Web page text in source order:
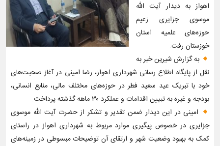
اهواز به دیدار آیت الله
موسوی جزایری زعیم
حوزه‌های علمیه استان
خوزستان رفت.
به گزارش شیرین خبر به
نقل از پایگاه اطلاع رسانی شهرداری اهواز، رضا امینی در آغاز صحبت‌های
خود با تبریک عید سعید فطر در حوزه‌های مختلف مالی، منابع انسانی،
بودجه و غیره به تبیین اقدامات و عملکرد ۳۰ ماهه گذشته پرداخت.
امینی در این دیدار ضمن تقدیر و تشکر از حضرت آیت الله موسوی
جزایری در خصوص پیگیری موارد مربوط به شهرداری اهواز در راستای
کمک به بهبود وضعیت شهر و ارتقای آن توضیحات مبسوطی در زمینه‌های